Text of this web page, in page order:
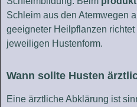
Schleim aus den Atemwegen
geeigneter Heilpflanzen
jeweiligen Hustenform.
Wann sollte Husten
Eine ärztliche Abklärung ist